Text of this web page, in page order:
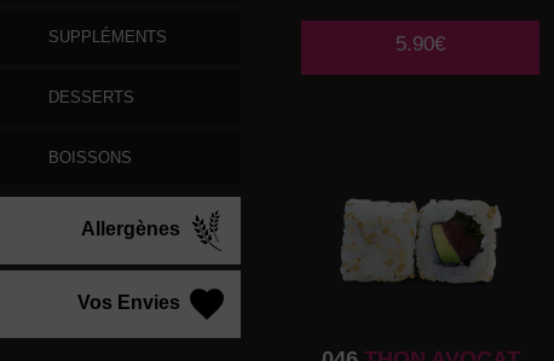
SUPPLÉMENTS
DESSERTS
BOISSONS
Allergènes
Vos Envies
5.90€